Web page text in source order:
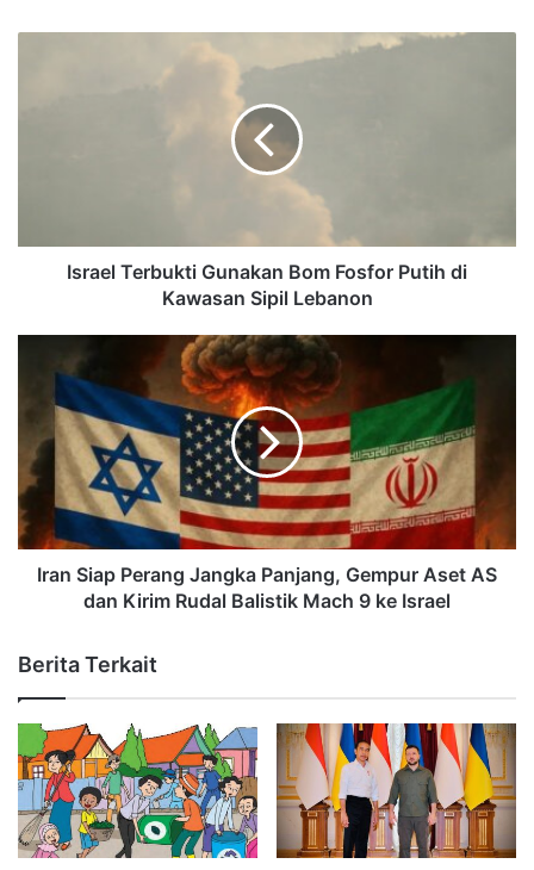
Israel Terbukti Gunakan Bom Fosfor Putih di
Kawasan Sipil Lebanon
Iran Siap Perang Jangka Panjang, Gempur Aset AS
dan Kirim Rudal Balistik Mach 9 ke Israel
Berita Terkait